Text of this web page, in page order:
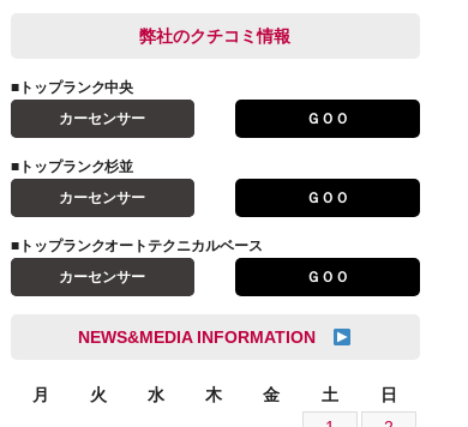
小澤 孝久
小野 利公
山本 大輔
岩井 裕一
川島 沙耶
杉崎 雅司
FIAT
JAGUAR
VOLVO
アストンマーティン
アバルト
アルファロメオ
クライスラージープ
弊社のクチコミ情報
■トップランク中央
カーセンサー
ＧＯＯ
■トップランク杉並
カーセンサー
ＧＯＯ
■トップランクオートテクニカルベース
カーセンサー
ＧＯＯ
NEWS&MEDIA INFORMATION
月 火 水 木 金 土
日